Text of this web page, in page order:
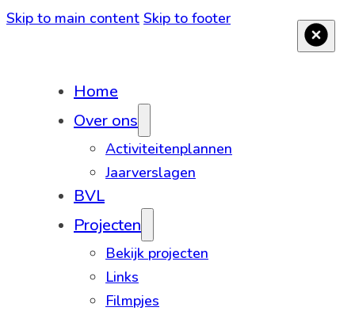
Skip to main content Skip to footer
Home
Over ons
Activiteitenplannen
Jaarverslagen
BVL
Projecten
Bekijk projecten
Links
Filmpjes